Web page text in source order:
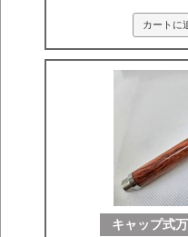
カートに
キャップ式